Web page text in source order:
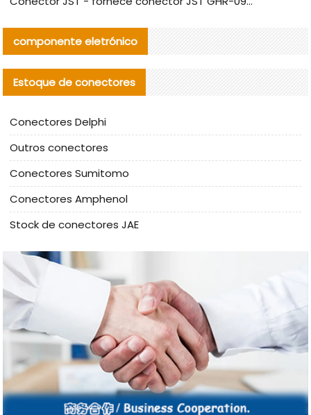
componente eletrónico
Estoque de conectores
Conectores Delphi
Outros conectores
Conectores Sumitomo
Conectores Amphenol
Stock de conectores JAE